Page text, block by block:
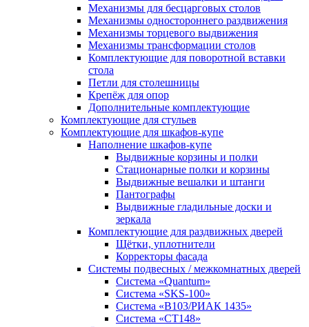
Механизмы для бесцарговых столов
Механизмы одностороннего раздвижения
Механизмы торцевого выдвижения
Механизмы трансформации столов
Комплектующие для поворотной вставки
стола
Петли для столешницы
Крепёж для опор
Дополнительные комплектующие
Комплектующие для стульев
Комплектующие для шкафов-купе
Наполнение шкафов-купе
Выдвижные корзины и полки
Стационарные полки и корзины
Выдвижные вешалки и штанги
Пантографы
Выдвижные гладильные доски и
зеркала
Комплектующие для раздвижных дверей
Щётки, уплотнители
Корректоры фасада
Системы подвесных / межкомнатных дверей
Система «Quantum»
Система «SKS-100»
Система «B103/РИАК 1435»
Система «СТ148»